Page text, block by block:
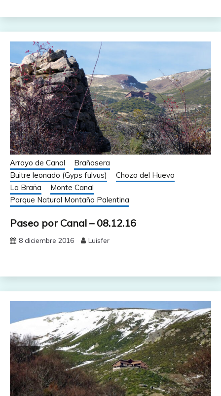
Arroyo de Canal
Brañosera
Buitre leonado (Gyps fulvus)
Chozo del Huevo
La Braña
Monte Canal
Parque Natural Montaña Palentina
Paseo por Canal – 08.12.16
8 diciembre 2016 Luisfer